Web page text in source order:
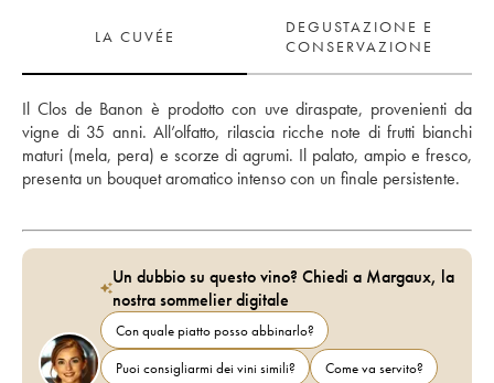
LA CUVÉE
DEGUSTAZIONE E
CONSERVAZIONE
Il Clos de Banon è prodotto con uve diraspate, provenienti da
vigne di 35 anni. All’olfatto, rilascia ricche note di frutti bianchi
maturi (mela, pera) e scorze di agrumi. Il palato, ampio e fresco,
presenta un bouquet aromatico intenso con un finale persistente.
Un dubbio su questo vino? Chiedi a Margaux, la
nostra sommelier digitale
Con quale piatto posso abbinarlo?
Puoi consigliarmi dei vini simili?
Come va servito?